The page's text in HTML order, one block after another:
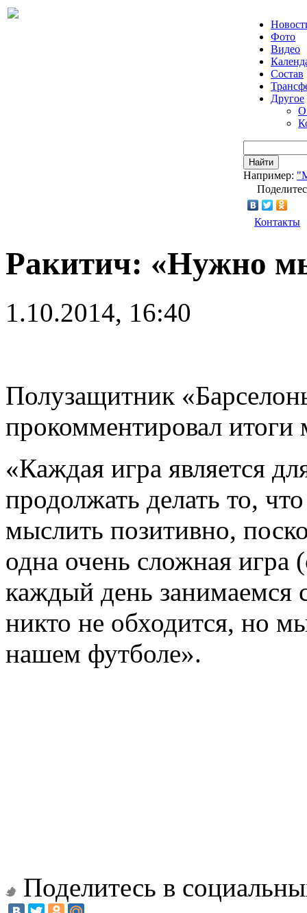
Фото
Видео
Состав
Другое
О
Найти
Например:
Контакты
Ракитич: «Нужно
1.10.2014, 16:40
Полузащитник
прокомментировал
«Каждая игра является
продолжать делать то,
мыслить позитивно,
одна очень сложная
каждый день занимаемся
никто не обходится, но
нашем футболе».
Поделитесь в